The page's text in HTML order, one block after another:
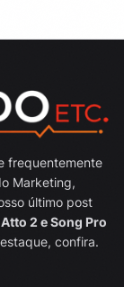
frequentemente
Marketing,
último post
2 e Song Pro
confira.